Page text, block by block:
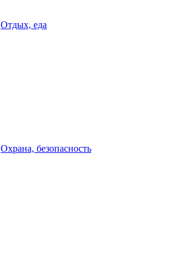
Отдых, еда
Охрана, безопасность